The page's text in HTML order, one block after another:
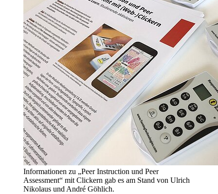
Informationen zu „Peer Instruction und Peer
Assessment“ mit Clickern gab es am Stand von Ulrich
Nikolaus und André Göhlich.